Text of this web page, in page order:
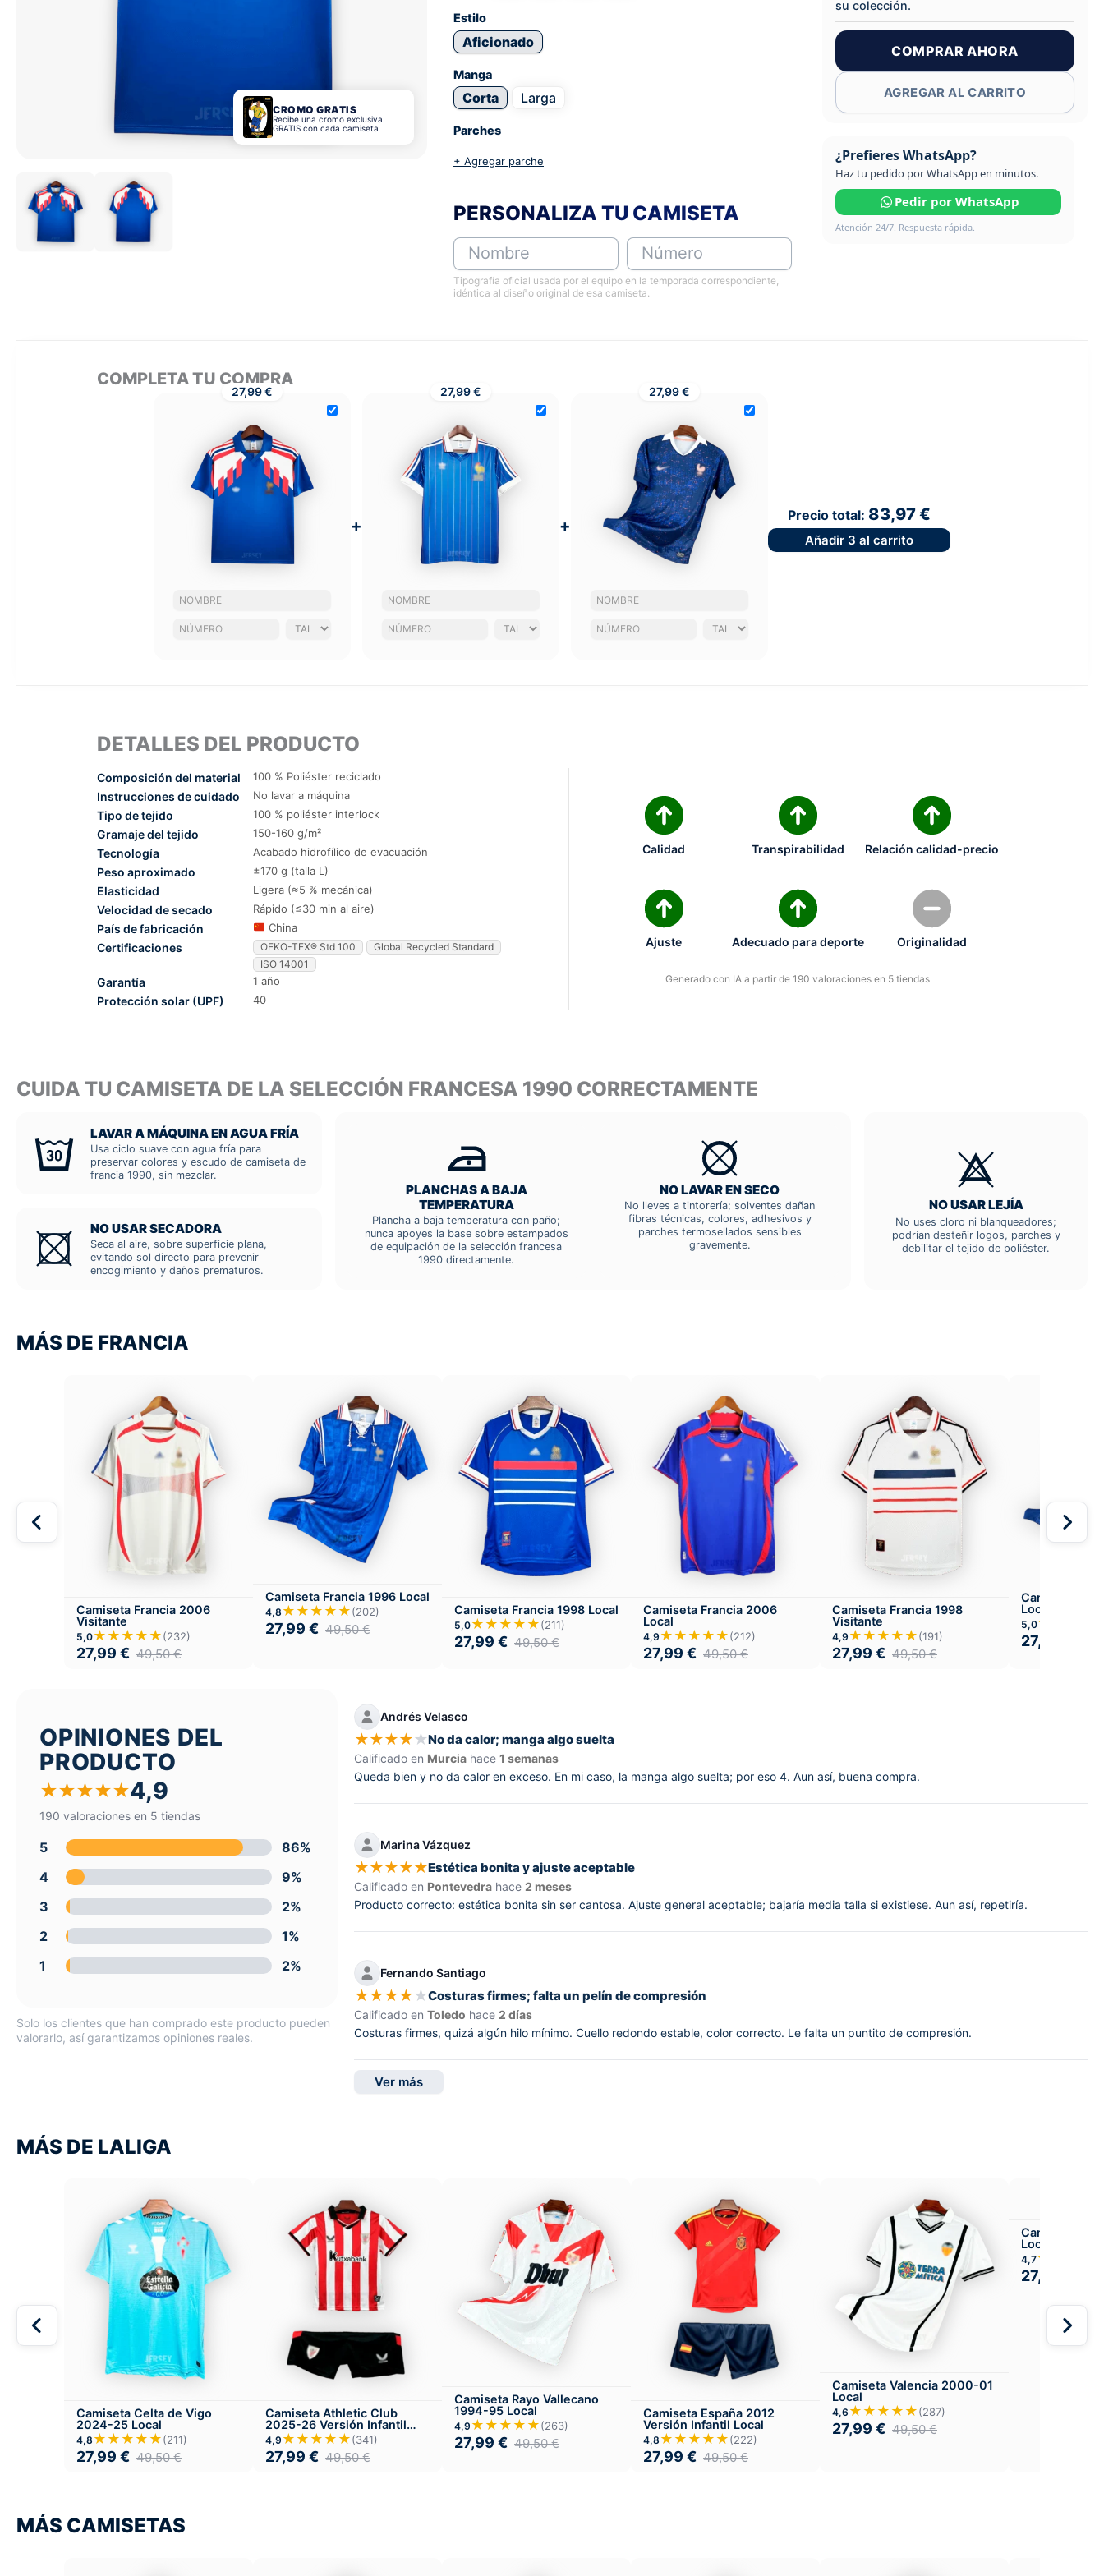
CROMO GRATIS
Recibe una cromo exclusiva
GRATIS con cada camiseta
Estilo
Aficionado
Manga
Corta Larga
Parches
+ Agregar parche
PERSONALIZA TU CAMISETA
Nombre Número
Tipografía oficial usada por el equipo en la temporada correspondiente,
idéntica al diseño original de esa camiseta.
su colección.
COMPRAR AHORA
AGREGAR AL CARRITO
¿Prefieres WhatsApp?
Haz tu pedido por WhatsApp en minutos.
Pedir por WhatsApp
Atención 24/7. Respuesta rápida.
COMPLETA TU COMPRA
27,99 €
+
27,99 €
+
27,99 €
Precio total: 83,97 €
Añadir 3 al carrito
DETALLES DEL PRODUCTO
Composición del material 100 % Poliéster reciclado
Instrucciones de cuidado No lavar a máquina
Tipo de tejido 100 % poliéster interlock
Gramaje del tejido 150-160 g/m²
Tecnología Acabado hidrofílico de evacuación
Peso aproximado ±170 g (talla L)
Elasticidad Ligera (≈5 % mecánica)
Velocidad de secado Rápido (≤30 min al aire)
País de fabricación China
Certificaciones OEKO-TEX® Std 100
Global Recycled Standard
ISO 14001
Garantía 1 año
Protección solar (UPF) 40
Calidad Transpirabilidad Relación calidad-precio
Ajuste Adecuado para deporte Originalidad
Generado con IA a partir de 190 valoraciones en 5 tiendas
CUIDA TU CAMISETA DE LA SELECCIÓN FRANCESA 1990 CORRECTAMENTE
LAVAR A MÁQUINA EN AGUA FRÍA
Usa ciclo suave con agua fría para
preservar colores y escudo de camiseta de
francia 1990, sin mezclar.
NO USAR SECADORA
Seca al aire, sobre superficie plana,
evitando sol directo para prevenir
encogimiento y daños prematuros.
PLANCHAS A BAJA
TEMPERATURA
Plancha a baja temperatura con paño;
nunca apoyes la base sobre estampados
de equipación de la selección francesa
1990 directamente.
NO LAVAR EN SECO
No lleves a tintorería; solventes dañan
fibras técnicas, colores, adhesivos y
parches termosellados sensibles
gravemente.
NO USAR LEJÍA
No uses cloro ni blanqueadores;
podrían desteñir logos, parches y
debilitar el tejido de poliéster.
MÁS DE FRANCIA
Camiseta Francia 2006
Visitante
5,0★★★★★(232)
27,99 € 49,50€
Camiseta Francia 1996 Local
4,8 ★★★★★(202)
27,99 € 49,50€
Camiseta Francia 1998 Local
5,0★★★★★(211)
27,99 € 49,50€
Camiseta Francia 2006
Local
4,9 ★★★★★(212)
27,99 € 49,50€
Camiseta Francia 1998
Visitante
4,9 ★★★★★(191)
27,99 € 49,50€
Camiseta
Local
5,0
27,99
OPINIONES DEL
PRODUCTO
★★★★★4,9
190 valoraciones en 5 tiendas
5
86%
4
9%
3
2%
2
1%
1
2%
Solo los clientes que han comprado este producto pueden
valorarlo, así garantizamos opiniones reales.
Andrés Velasco
★★★★★No da calor; manga algo suelta
Calificado en Murcia hace1 semanas
Queda bien y no da calor en exceso. En mi caso, la manga algo suelta; por eso 4. Aun así, buena compra.
Marina Vázquez
★★★★★Estética bonita y ajuste aceptable
Calificado en Pontevedra hace2 meses
Producto correcto: estética bonita sin ser cantosa. Ajuste general aceptable; bajaría media talla si existiese. Aun así, repetiría.
Fernando Santiago
★★★★★Costuras firmes; falta un pelín de compresión
Calificado enToledo hace2 días
Costuras firmes, quizá algún hilo mínimo. Cuello redondo estable, color correcto. Le falta un puntito de compresión.
Ver más
MÁS DE LALIGA
Camiseta Celta de Vigo
2024-25 Local
4,8 ★★★★★(211)
27,99 € 49,50€
Camiseta Athletic Club
2025-26 Versión Infantil
Local
4,9 ★★★★★(341)
27,99 € 49,50€
Camiseta Rayo Vallecano
1994-95 Local
4,9 ★★★★★(263)
27,99 € 49,50€
Camiseta España 2012
Versión Infantil Local
4,8 ★★★★★(222)
27,99 € 49,50€
Camiseta Valencia 2000-01
Local
4,6 ★★★★★(287)
27,99 € 49,50€
Camiseta
Local
4,7
27,99
MÁS CAMISETAS